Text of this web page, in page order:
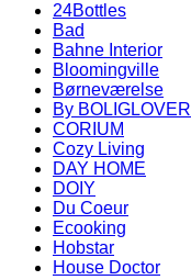
24Bottles
Bad
Bahne Interior
Bloomingville
Børneværelse
By BOLIGLOVER
CORIUM
Cozy Living
DAY HOME
DOIY
Du Coeur
Ecooking
Hobstar
House Doctor